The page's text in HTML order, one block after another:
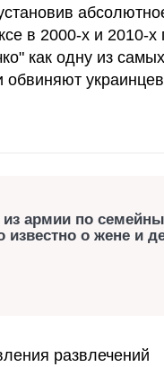
в 2000-х и 2010-х
как одну из
обвиняют
армии по
известно о жене и
развлечений